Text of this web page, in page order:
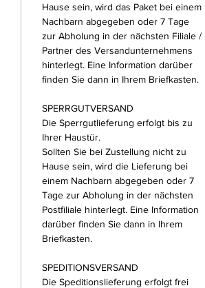
Hause sein, wird das Paket bei einem
Nachbarn abgegeben oder 7 Tage
zur Abholung in der nächsten Filiale /
Partner des Versandunternehmens
hinterlegt. Eine Information darüber
finden Sie dann in Ihrem Briefkasten.
SPERRGUTVERSAND
Die Sperrgutlieferung erfolgt bis zu
Ihrer Haustür.
Sollten Sie bei Zustellung nicht zu
Hause sein, wird die Lieferung bei
einem Nachbarn abgegeben oder 7
Tage zur Abholung in der nächsten
Postfiliale hinterlegt. Eine Information
darüber finden Sie dann in Ihrem
Briefkasten.
SPEDITIONSVERSAND
Die Speditionslieferung erfolgt frei